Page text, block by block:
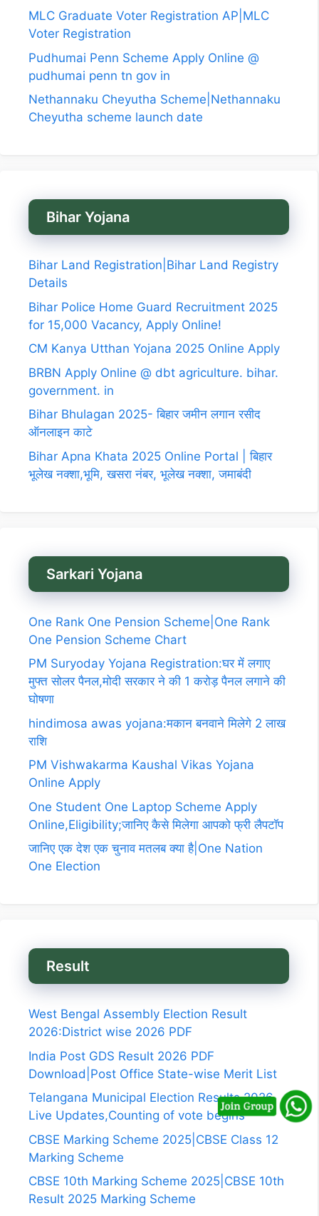
MLC Graduate Voter Registration AP|MLC
Voter Registration
Pudhumai Penn Scheme Apply Online @
pudhumai penn tn gov in
Nethannaku Cheyutha Scheme|Nethannaku
Cheyutha scheme launch date
Bihar Yojana
Bihar Land Registration|Bihar Land Registry
Details
Bihar Police Home Guard Recruitment 2025
for 15,000 Vacancy, Apply Online!
CM Kanya Utthan Yojana 2025 Online Apply
BRBN Apply Online @ dbt agriculture. bihar.
government. in
Bihar Bhulagan 2025- बिहार जमीन लगान रसीद
ऑनलाइन काटे
Bihar Apna Khata 2025 Online Portal | बिहार
भूलेख नक्शा,भूमि, खसरा नंबर, भूलेख नक्शा, जमाबंदी
Sarkari Yojana
One Rank One Pension Scheme|One Rank
One Pension Scheme Chart
PM Suryoday Yojana Registration:घर में लगाए
मुफ्त सोलर पैनल,मोदी सरकार ने की 1 करोड़ पैनल लगाने की
घोषणा
hindimosa awas yojana:मकान बनवाने मिलेगे 2 लाख
राशि
PM Vishwakarma Kaushal Vikas Yojana
Online Apply
One Student One Laptop Scheme Apply
Online,Eligibility;जानिए कैसे मिलेगा आपको फ्री लैपटॉप
जानिए एक देश एक चुनाव मतलब क्या है|One Nation
One Election
Result
West Bengal Assembly Election Result
2026:District wise 2026 PDF
India Post GDS Result 2026 PDF
Download|Post Office State-wise Merit List
Telangana Municipal Election Results 2026
Live Updates,Counting of vote begins
CBSE Marking Scheme 2025|CBSE Class 12
Marking Scheme
CBSE 10th Marking Scheme 2025|CBSE 10th
Result 2025 Marking Scheme